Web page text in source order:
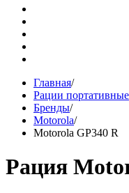
Главная/
Рации портативные
Бренды/
Motorola/
Motorola GP340 R
Рация